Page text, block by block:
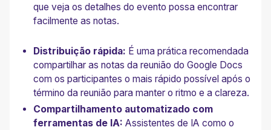
que veja os detalhes do evento possa encontrar
facilmente as notas.
Distribuição rápida: É uma prática recomendada
compartilhar as notas da reunião do Google Docs
com os participantes o mais rápido possível após o
término da reunião para manter o ritmo e a clareza.
Compartilhamento automatizado com
ferramentas de IA: Assistentes de IA como o